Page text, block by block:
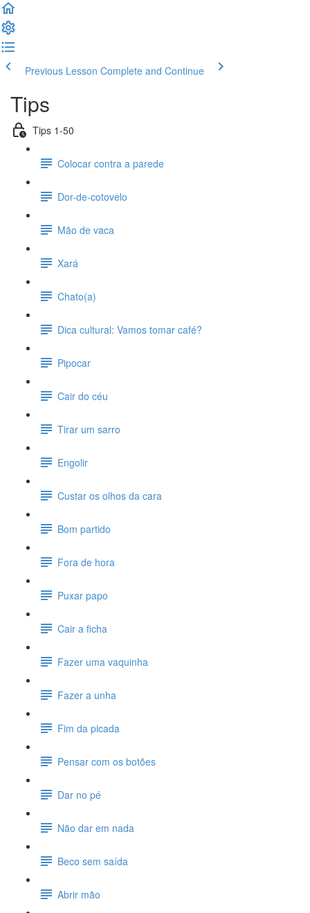
Previous Lesson Complete and Continue
Tips
Tips 1-50
Colocar contra a parede
Dor-de-cotovelo
Mão de vaca
Xará
Chato(a)
Dica cultural: Vamos tomar café?
Pipocar
Cair do céu
Tirar um sarro
Engolir
Custar os olhos da cara
Bom partido
Fora de hora
Puxar papo
Cair a ficha
Fazer uma vaquinha
Fazer a unha
Fim da picada
Pensar com os botões
Dar no pé
Não dar em nada
Beco sem saída
Abrir mão